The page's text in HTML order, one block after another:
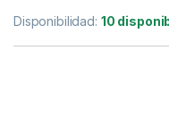
Disponibilidad: 10